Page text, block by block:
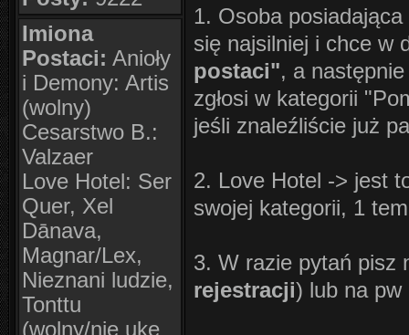
Imiona
Postaci: Anioły
i Demony: Artis
(wolny)
Cesarstwo B.:
Valzaer
Love Hotel: Ser
Quer, Xel
Dānava,
Magnar/Lex,
Nieznani ludzie,
Tonttu
(wolny/nie uke
1. Osoba
się najsilniej i chce w
postaci", a
zgłosi w kategorii
jeśli znaleźliście już
2. Love Hotel -> jest
swojej kategorii, 1
3. W razie pytań pisz
rejestracji) lub na pw